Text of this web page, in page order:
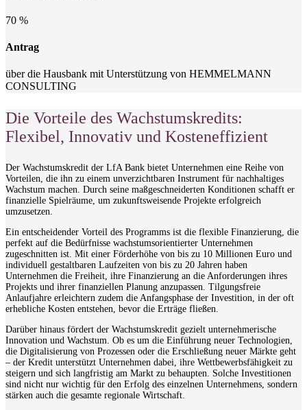
70 %
Antrag
über die Hausbank mit Unterstützung von HEMMELMANN
CONSULTING
Die Vorteile des Wachstumskredits:
Flexibel, Innovativ und Kosteneffizient
Der Wachstumskredit der LfA Bank bietet Unternehmen eine Reihe von
Vorteilen, die ihn zu einem unverzichtbaren Instrument für nachhaltiges
Wachstum machen. Durch seine maßgeschneiderten Konditionen schafft er
finanzielle Spielräume, um zukunftsweisende Projekte erfolgreich
umzusetzen.
Ein entscheidender Vorteil des Programms ist die flexible Finanzierung, die
perfekt auf die Bedürfnisse wachstumsorientierter Unternehmen
zugeschnitten ist. Mit einer Förderhöhe von bis zu 10 Millionen Euro und
individuell gestaltbaren Laufzeiten von bis zu 20 Jahren haben
Unternehmen die Freiheit, ihre Finanzierung an die Anforderungen ihres
Projekts und ihrer finanziellen Planung anzupassen. Tilgungsfreie
Anlaufjahre erleichtern zudem die Anfangsphase der Investition, in der oft
erhebliche Kosten entstehen, bevor die Erträge fließen.
Darüber hinaus fördert der Wachstumskredit gezielt unternehmerische
Innovation und Wachstum. Ob es um die Einführung neuer Technologien,
die Digitalisierung von Prozessen oder die Erschließung neuer Märkte geht
– der Kredit unterstützt Unternehmen dabei, ihre Wettbewerbsfähigkeit zu
steigern und sich langfristig am Markt zu behaupten. Solche Investitionen
sind nicht nur wichtig für den Erfolg des einzelnen Unternehmens, sondern
stärken auch die gesamte regionale Wirtschaft.